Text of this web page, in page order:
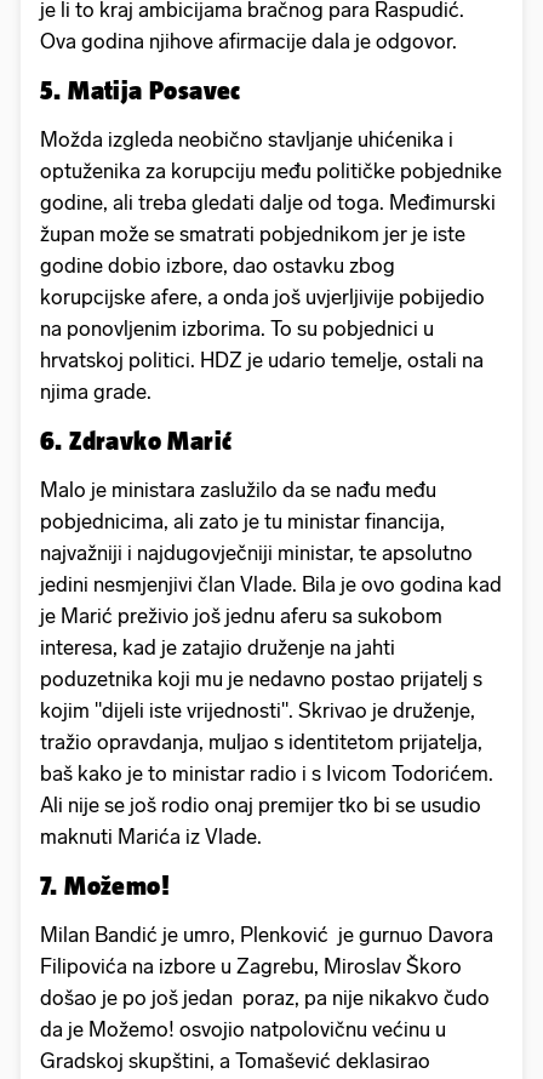
je li to kraj ambicijama bračnog para Raspudić.
Ova godina njihove afirmacije dala je odgovor.
5. Matija Posavec
Možda izgleda neobično stavljanje uhićenika i
optuženika za korupciju među političke pobjednike
godine, ali treba gledati dalje od toga. Međimurski
župan može se smatrati pobjednikom jer je iste
godine dobio izbore, dao ostavku zbog
korupcijske afere, a onda još uvjerljivije pobijedio
na ponovljenim izborima. To su pobjednici u
hrvatskoj politici. HDZ je udario temelje, ostali na
njima grade.
6. Zdravko Marić
Malo je ministara zaslužilo da se nađu među
pobjednicima, ali zato je tu ministar financija,
najvažniji i najdugovječniji ministar, te apsolutno
jedini nesmjenjivi član Vlade. Bila je ovo godina kad
je Marić preživio još jednu aferu sa sukobom
interesa, kad je zatajio druženje na jahti
poduzetnika koji mu je nedavno postao prijatelj s
kojim "dijeli iste vrijednosti". Skrivao je druženje,
tražio opravdanja, muljao s identitetom prijatelja,
baš kako je to ministar radio i s Ivicom Todorićem.
Ali nije se još rodio onaj premijer tko bi se usudio
maknuti Marića iz Vlade.
7. Možemo!
Milan Bandić je umro, Plenković je gurnuo Davora
Filipovića na izbore u Zagrebu, Miroslav Škoro
došao je po još jedan poraz, pa nije nikakvo čudo
da je Možemo! osvojio natpolovičnu većinu u
Gradskoj skupštini, a Tomašević deklasirao